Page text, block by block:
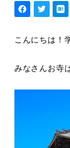
こんにちは！
みなさんお寺